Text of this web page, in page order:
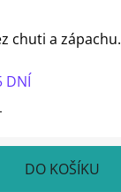
chuti a zápachu.
DNÍ
DO KOŠÍKU